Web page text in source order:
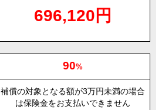
696,120円
90%
補償の対象となる額が3万円未満の場合
は保険金をお支払いできません